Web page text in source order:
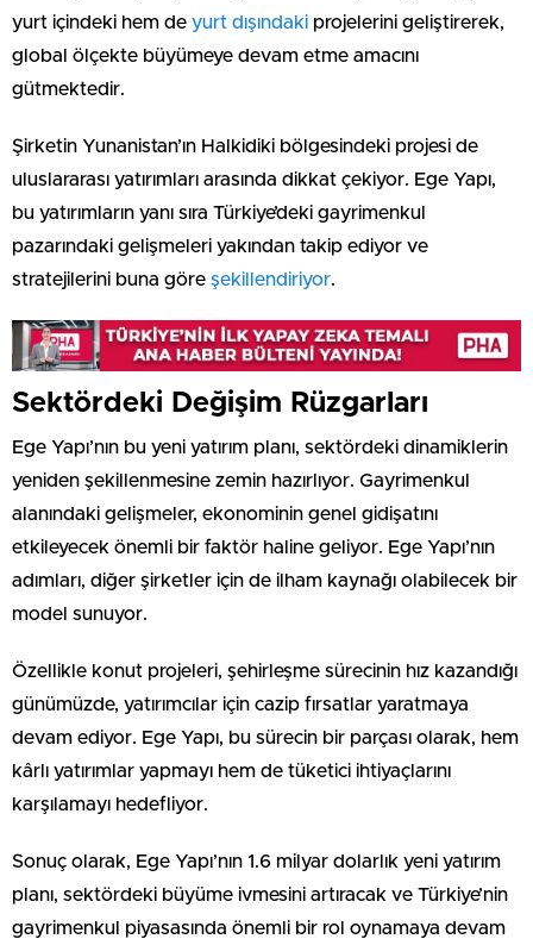
yurt içindeki hem de yurt dışındaki projelerini geliştirerek,
global ölçekte büyümeye devam etme amacını
gütmektedir.
Şirketin Yunanistan’ın Halkidiki bölgesindeki projesi de
uluslararası yatırımları arasında dikkat çekiyor. Ege Yapı,
bu yatırımların yanı sıra Türkiye’deki gayrimenkul
pazarındaki gelişmeleri yakından takip ediyor ve
stratejilerini buna göre şekillendiriyor.
Sektördeki Değişim Rüzgarları
Ege Yapı’nın bu yeni yatırım planı, sektördeki dinamiklerin
yeniden şekillenmesine zemin hazırlıyor. Gayrimenkul
alanındaki gelişmeler, ekonominin genel gidişatını
etkileyecek önemli bir faktör haline geliyor. Ege Yapı’nın
adımları, diğer şirketler için de ilham kaynağı olabilecek bir
model sunuyor.
Özellikle konut projeleri, şehirleşme sürecinin hız kazandığı
günümüzde, yatırımcılar için cazip fırsatlar yaratmaya
devam ediyor. Ege Yapı, bu sürecin bir parçası olarak, hem
kârlı yatırımlar yapmayı hem de tüketici ihtiyaçlarını
karşılamayı hedefliyor.
Sonuç olarak, Ege Yapı’nın 1.6 milyar dolarlık yeni yatırım
planı, sektördeki büyüme ivmesini artıracak ve Türkiye’nin
gayrimenkul piyasasında önemli bir rol oynamaya devam